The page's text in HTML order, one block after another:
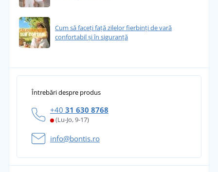
Cum să faceți față zilelor fierbinți de vară
confortabil și în siguranță
Întrebări despre produs
+40 31 630 8768
(Lu-Jo, 9-17)
info@bontis.ro